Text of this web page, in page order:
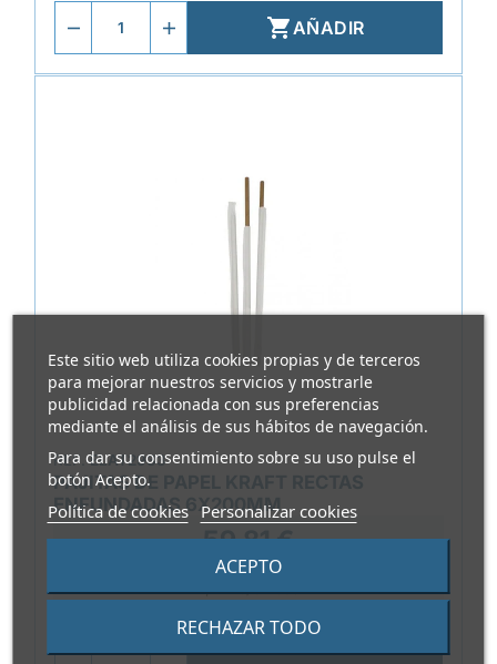
Este sitio web utiliza cookies propias y de terceros
para mejorar nuestros servicios y mostrarle
publicidad relacionada con sus preferencias
mediante el análisis de sus hábitos de navegación.
Para dar su consentimiento sobre su uso pulse el
botón Acepto.
Política de cookies Personalizar cookies
RECHAZAR TODO
ACEPTO
AÑADIR
REF.ELAT2933
PAJITAS DE PAPEL KRAFT RECTAS
ENFUNDADAS 6X200MM
59,81 €
0,017 €/Unidad
Paquete de 3500 unidades